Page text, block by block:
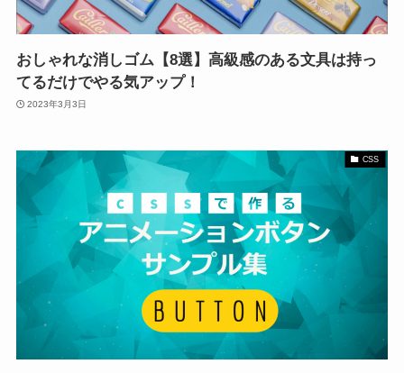
おしゃれな消しゴム【8選】高級感のある文具は持っ
てるだけでやる気アップ！
2023年3月3日
CSS